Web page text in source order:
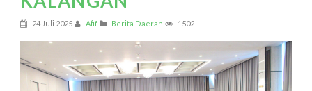
24 Juli 2025 Afif Berita Daerah 1502